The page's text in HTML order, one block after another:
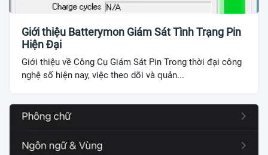
Giới thiệu Batterymon Giám Sát Tình Trạng Pin
Hiện Đại
Giới thiệu về Công Cụ Giám Sát Pin Trong thời đại công
nghệ số hiện nay, việc theo dõi và quản...